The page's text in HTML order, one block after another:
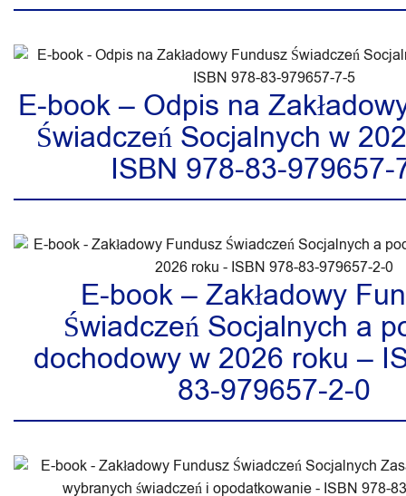
E-book – Odpis na
Świadczeń Socjalnych w
ISBN 978-83-979657-
E-book – Zakładowy
Świadczeń Socjalnych a
dochodowy w 2026 roku –
83-979657-2-0